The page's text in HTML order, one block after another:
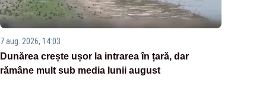
7 aug. 2026, 14:03
Dunărea crește ușor la intrarea în țară, dar
rămâne mult sub media lunii august